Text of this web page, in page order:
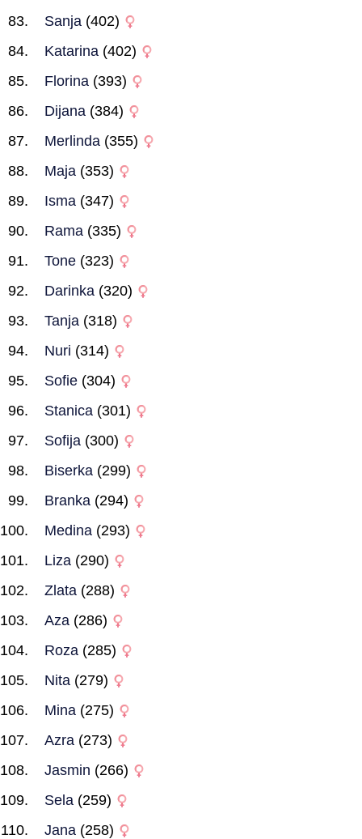
Sanja (402)
Katarina (402)
Florina (393)
Dijana (384)
Merlinda (355)
Maja (353)
Isma (347)
Rama (335)
Tone (323)
Darinka (320)
Tanja (318)
Nuri (314)
Sofie (304)
Stanica (301)
Sofija (300)
Biserka (299)
Branka (294)
Medina (293)
Liza (290)
Zlata (288)
Aza (286)
Roza (285)
Nita (279)
Mina (275)
Azra (273)
Jasmin (266)
Sela (259)
Jana (258)